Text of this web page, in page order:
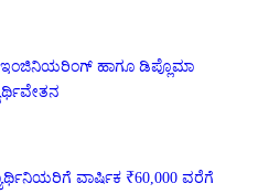
ಇಂಜಿನಿಯರಿಂಗ್ ಹಾಗೂ ಡಿಪ್ಲೊಮಾ
ವಾರ್ಷಿಕ ₹60,000 ವರೆಗೆ